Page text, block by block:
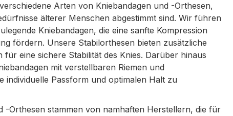
Arten von Kniebandagen und -Orthesen,
älterer Menschen abgestimmt sind. Wir führen
Kniebandagen, die eine sanfte Kompression
fördern. Unsere Stabilorthesen bieten zusätzliche
eine sichere Stabilität des Knies. Darüber hinaus
mit verstellbaren Riemen und
individuelle Passform und optimalen Halt zu
-Orthesen stammen von namhaften Herstellern, die für